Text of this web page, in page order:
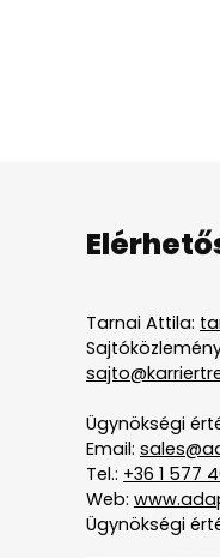
Tarnai Attila:
Ügynökségi
Email:
Tel.: +36 1 577
Web:
Ügynökségi